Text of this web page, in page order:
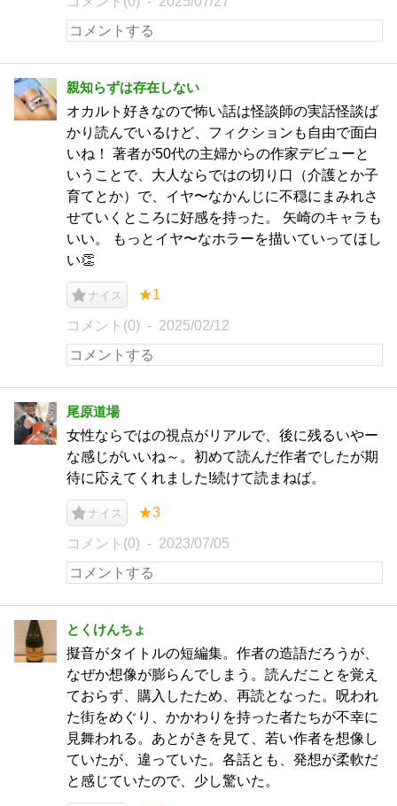
親知らずは存在しない
オカルト好きなので怖い話は怪談師の実話怪談ば
かり読んでいるけど、フィクションも自由で面白
いね！ 著者が50代の主婦からの作家デビューと
いうことで、大人ならではの切り口（介護とか子
育てとか）で、イヤ〜なかんじに不穏にまみれさ
せていくところに好感を持った。 矢崎のキャラも
いい。 もっとイヤ〜なホラーを描いていってほし
い👏
ナイス ★1
コメント(0) 2025/02/12
尾原道場
女性ならではの視点がリアルで、後に残るいやー
な感じがいいね～。初めて読んだ作者でしたが期
待に応えてくれました!続けて読まねば。
ナイス ★3
コメント(0) 2023/07/05
とくけんちょ
擬音がタイトルの短編集。作者の造語だろうが、
なぜか想像が膨らんでしまう。読んだことを覚え
ておらず、購入したため、再読となった。呪われ
た街をめぐり、かかわりを持った者たちが不幸に
見舞われる。あとがきを見て、若い作者を想像し
ていたが、違っていた。各話とも、発想が柔軟だ
と感じていたので、少し驚いた。